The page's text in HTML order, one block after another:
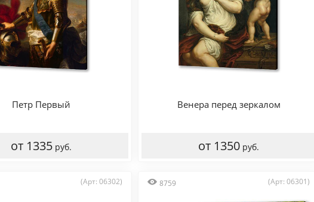
Петр Первый
от 1335 руб.
Венера перед зеркалом
от 1350 руб.
(Арт: 06302) 8759 (Арт: 06301)